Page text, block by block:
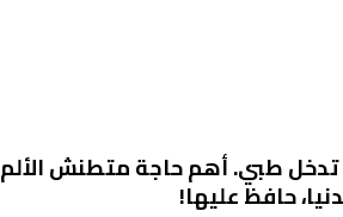
تدخل طبي. أهم حاجة متطنش الألم
حافظ عليها!